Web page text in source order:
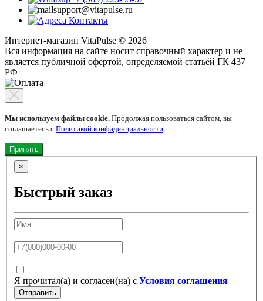
support@vitapulse.ru
Контакты
Интернет-магазин VitaPulse © 2026
Вся информация на сайте носит справочный характер и не
является публичной офертой, определяемой статьёй ГК 437
РФ
Мы используем файлы cookie. Продолжая пользоваться сайтом, вы
соглашаетесь с Политикой конфиденциальности.
Принять
×
Быстрый заказ
Я прочитал(а) и согласен(на) с Условия соглашения
Отправить